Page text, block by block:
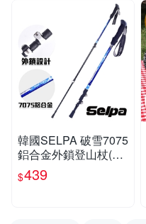
韓國SELPA 破雪7075
鋁合金外鎖登山杖(四
色任選)
$439